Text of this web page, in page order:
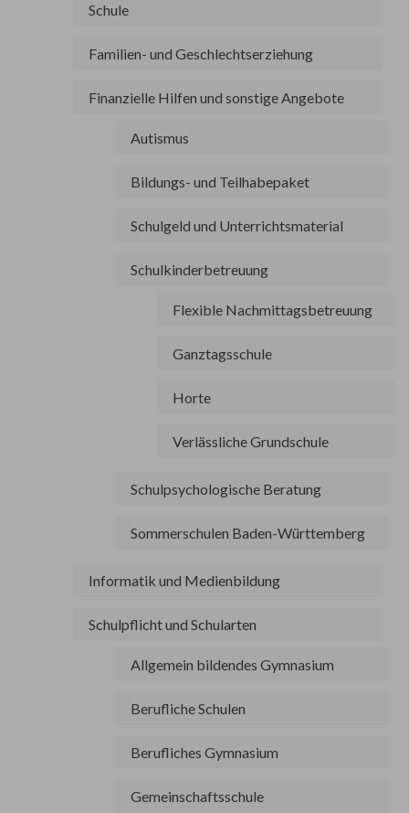
Schule
Familien- und Geschlechtserziehung
Finanzielle Hilfen und sonstige Angebote
Autismus
Bildungs- und Teilhabepaket
Schulgeld und Unterrichtsmaterial
Schulkinderbetreuung
Flexible Nachmittagsbetreuung
Ganztagsschule
Horte
Verlässliche Grundschule
Schulpsychologische Beratung
Sommerschulen Baden-Württemberg
Informatik und Medienbildung
Schulpflicht und Schularten
Allgemein bildendes Gymnasium
Berufliche Schulen
Berufliches Gymnasium
Gemeinschaftsschule